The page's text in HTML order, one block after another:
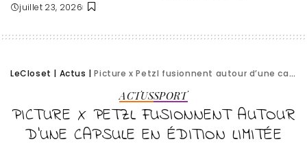
juillet 23, 2026
LeCloset | Actus |Picture x Petzl fusionnent autour d’une capsule en édition limitée
ACTUSSPORT
PICTURE X PETZL FUSIONNENT AUTOUR
D’UNE CAPSULE EN ÉDITION LIMITÉE